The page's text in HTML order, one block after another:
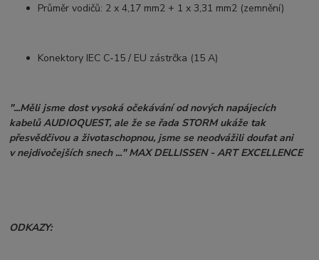
Průměr vodičů: 2 x 4,17 mm2 + 1 x 3,31 mm2 (zemnění)
Konektory IEC C-15 / EU zástrčka (15 A)
"...Měli jsme dost vysoká očekávání od nových napájecích
kabelů AUDIOQUEST, ale že se řada STORM ukáže tak
přesvědčivou a životaschopnou, jsme se neodvážili doufat ani
v nejdivočejších snech ..." MAX DELLISSEN - ART EXCELLENCE
ODKAZY: